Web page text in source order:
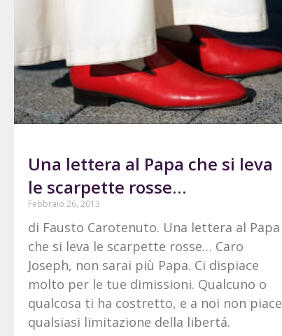
Una lettera al Papa che si leva
le scarpette rosse…
Febbraio 26, 2013
di Fausto Carotenuto. Una lettera al Papa
che si leva le scarpette rosse… Caro
Joseph, non sarai più Papa. Ci dispiace
molto per le tue dimissioni. Qualcuno o
qualcosa ti ha costretto, e a noi non piace
qualsiasi limitazione della libertá.